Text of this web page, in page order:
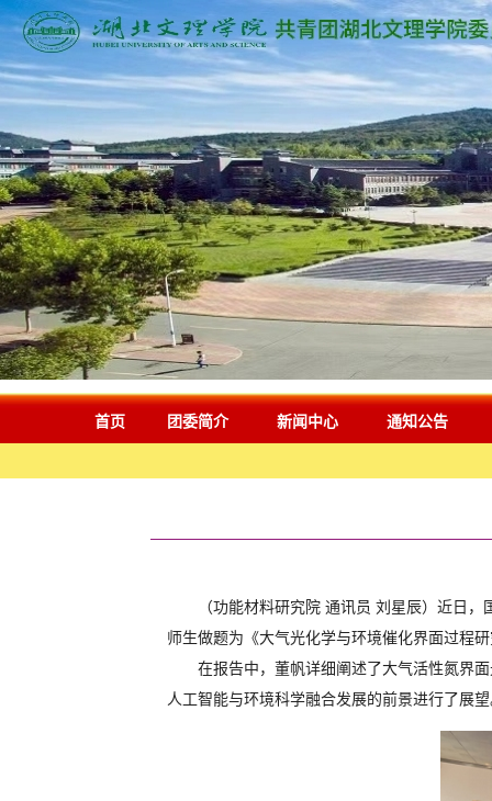
首页 团委简介 新闻中心 通知公告
（功能材料研究院 通讯员 刘星辰）近日
师生做题为《大气光化学与环境催化界面过程
在报告中，董帆详细阐述了大气活性氮界
人工智能与环境科学融合发展的前景进行了展